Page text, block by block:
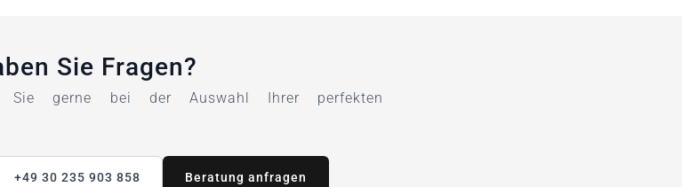
Sie Fragen?
Sie gerne bei der Auswahl Ihrer perfekten
+49 30 235 903 858 Beratung anfragen